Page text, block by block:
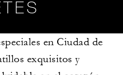
en Ciudad de
exquisitos y